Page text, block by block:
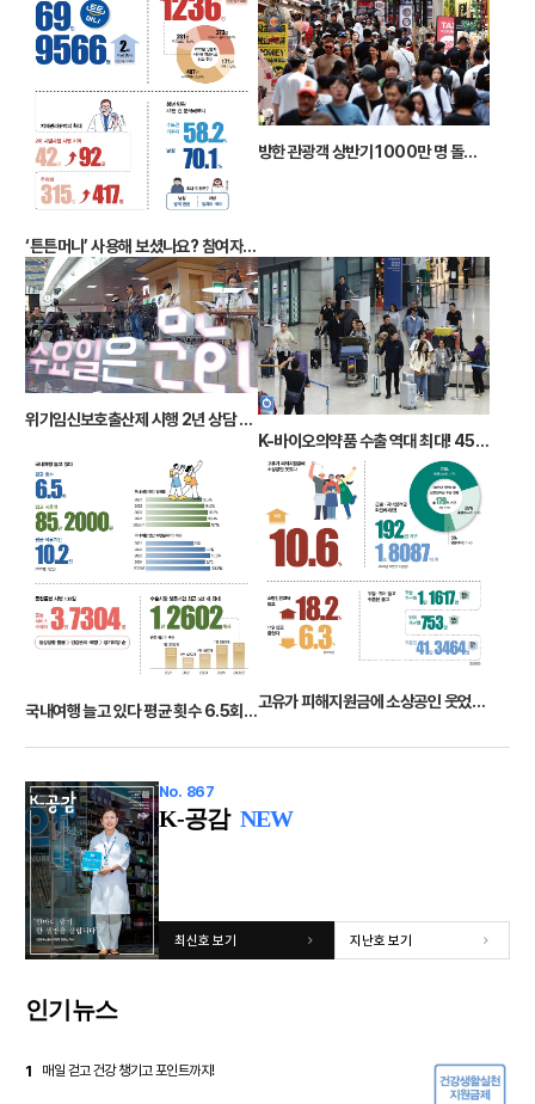
‘튼튼머니’ 사용해 보셨나요? 참여자 69만 9566명
방한 관광객 상반기 1000만 명 돌파 6월 199만 명
위기임신보호출산제 시행 2년 상담 1만 8000건 돌파
K-바이오의약품 수출 역대 최대! 45억 달러
국내여행 늘고 있다 평균 횟수 6.5회 평균 지출액 85만 2000원 평균 체류기간 10.2일 고유가 피해지원금에 소상공인 웃었다 매출 10.6% ↑
No. 867
K-공감 NEW
최신호 보기 지난호 보기
인기뉴스
1 매일 걷고 건강 챙기고 포인트까지!